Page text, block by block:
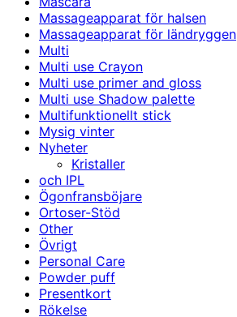
Massageapparat för halsen
Massageapparat för ländryggen
Multi
Multi use Crayon
Multi use primer and gloss
Multi use Shadow palette
Multifunktionellt stick
Mysig vinter
Nyheter
Kristaller
och IPL
Ögonfransböjare
Ortoser-Stöd
Other
Övrigt
Personal Care
Powder puff
Presentkort
Rökelse